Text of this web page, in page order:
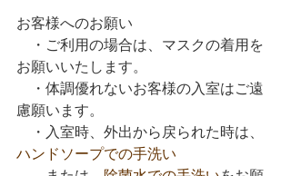
お客様へのお願い
・ご利用の場合は、マスクの着用を
お願いいたします。
・体調優れないお客様の入室はご遠
慮願います。
・入室時、外出から戻られた時は、
ハンドソープでの手洗い